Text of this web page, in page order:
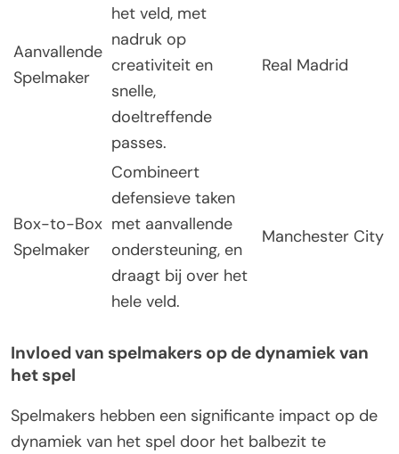
Aanvallende
Spelmaker
het veld, met
nadruk op
creativiteit en
snelle,
doeltreffende
passes.
Real Madrid
Box-to-Box
Spelmaker
Combineert
defensieve taken
met aanvallende
ondersteuning, en
draagt bij over het
hele veld.
Manchester City
Invloed van spelmakers op de dynamiek van
het spel
Spelmakers hebben een significante impact op de
dynamiek van het spel door het balbezit te